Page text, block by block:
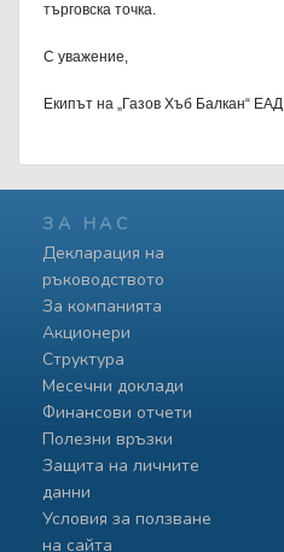
търговска точка.
С уважение,
Екипът на „Газов Хъб Балкан“ ЕАД
ЗА НАС
Декларация на
ръководството
За компанията
Акционери
Структура
Месечни доклади
Финансови отчети
Полезни връзки
Защита на личните
данни
Условия за ползване
на сайта